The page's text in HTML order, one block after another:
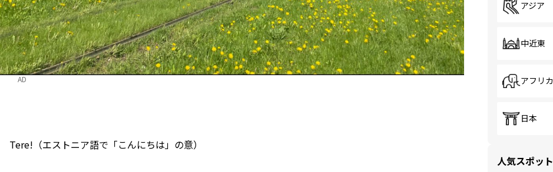
AD
Tere!（エストニア語で「こんにちは」の意）
アジア
中近東
アフリカ
日本
人気スポット